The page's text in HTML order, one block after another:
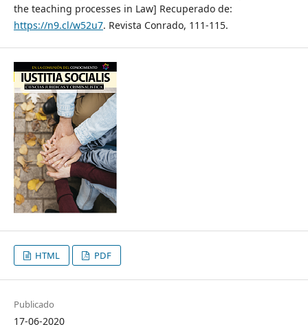
the teaching processes in Law] Recuperado de:
https://n9.cl/w52u7. Revista Conrado, 111-115.
HTML PDF
Publicado
17-06-2020